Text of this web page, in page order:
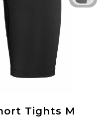
Tights M